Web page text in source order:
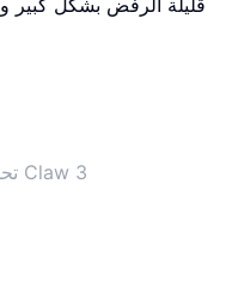
تحليل النموذج الجديد لـ Claw 3